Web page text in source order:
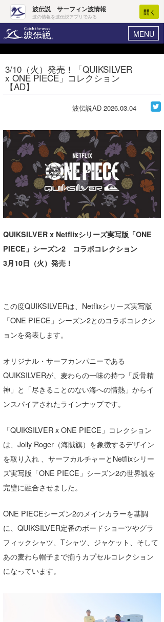
波伝説 サーフィン波情報
波の情報を波伝説アプリでみる
開く
MENU
ヘルプ マイホーム
ログイン
WAVE HUNTER波予想ツール
気象情報
ニュース
サーフィンエリアガイド
会員メニュー
3/10（火）発売！「QUIKSILVER
x ONE PIECE」コレクション
【AD】
波伝説AD 2026.03.04
QUIKSILVER x Netflixシリーズ実写版「ONE
PIECE」シーズン2 コラボコレクション
3月10日（火）発売！
この度QUIKSILVERは、Netflixシリーズ実写版
「ONE PIECE」シーズン2とのコラボコレクシ
ョンを発表します。
オリジナル・サーフカンパニーである
QUIKSILVERが、麦わらの一味の持つ「反骨精
神」と「尽きることのない海への情熱」からイ
ンスパイアされたラインナップです。
「QUIKSILVER x ONE PIECE」コレクション
は、Jolly Roger（海賊旗）を象徴するデザイン
を取り入れ 、サーフカルチャーとNetflixシリー
ズ実写版「ONE PIECE」シーズン2の世界観を
完璧に融合させました。
ONE PIECEシーズン2のメインカラーを基調
に、QUIKSILVER定番のボードショーツやグラ
フィックシャツ、Tシャツ、ジャケット、そして
あの麦わら帽子まで揃うカプセルコレクション
になっています。
Core Surf Japan
コンテスト
ファッション/グッズ
アート＆エンタメ
コラム
トラベル
ショップ情報
ショップ情報
湘南
千葉北
大阪
沖縄
ウラナミ
お知らせ
その他
VOTE!
サーファーズ
ライター/寄稿メディア
Core Surf Japan
Naoya Kimoto
mitsuteru Kamio
Yasunari Inoue
Yoshiyuki Obata
arukasvision
DELTA FORCE SURF
メディア
SURFMEDIA
Colors MAGAZINE
WAVAL
波伝説アンバサダー/プロライダー
福島寿実子
中浦“JET”章
嵯峨明日香
波伝説スタッフ
☆加藤
+☆maki☆+
波伝説